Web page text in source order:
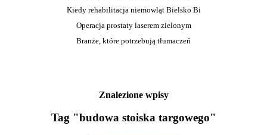
Kiedy rehabilitacja niemowląt Bielsko Bi
Operacja prostaty laserem zielonym
Branże, które potrzebują tłumaczeń
Znalezione wpisy
Tag "budowa stoiska targowego"